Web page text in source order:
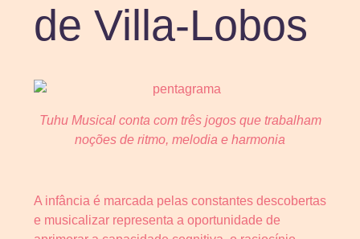
de Villa-Lobos
Tuhu Musical conta com três jogos que trabalham
noções de ritmo, melodia e harmonia
A infância é marcada pelas constantes descobertas
e musicalizar representa a oportunidade de